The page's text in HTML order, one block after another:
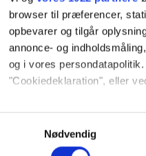
browser til præferencer,
opbevarer og tilgår
annonce- og
og i vores
"Cookiedeklaration", eller
Hvis du tillader det, vil vi
Indsamle præcise
Identificere din
Nødvendig